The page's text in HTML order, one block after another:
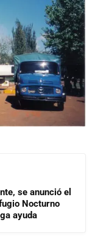
se anunció el
Nocturno
ayuda